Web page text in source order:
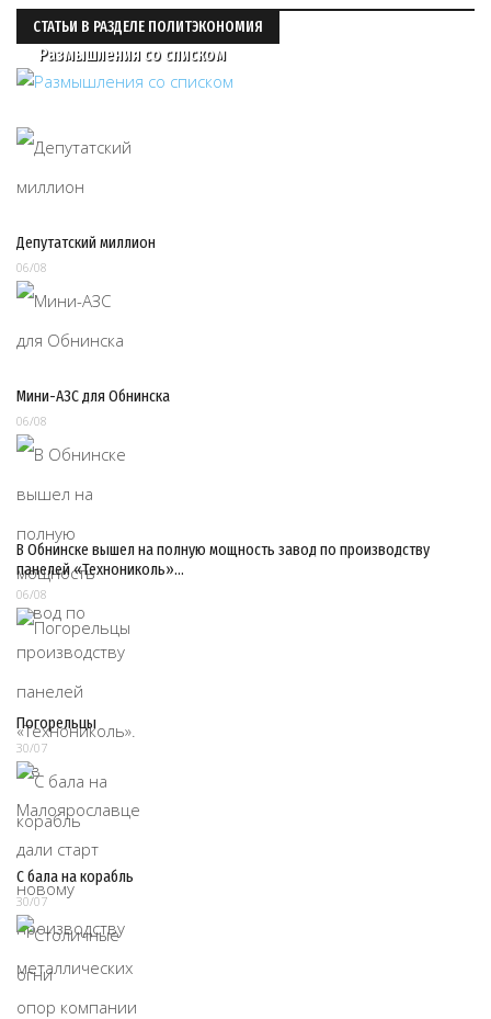
СТАТЬИ В РАЗДЕЛЕ ПОЛИТЭКОНОМИЯ
Размышления со списком
Депутатский миллион
06/08
Мини-АЗС для Обнинска
06/08
В Обнинске вышел на полную мощность завод по производству
панелей «Технониколь»…
06/08
Погорельцы
30/07
С бала на корабль
30/07